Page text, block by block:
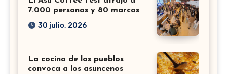
7.000 personas y 80 marcas
30 julio, 2026
La cocina de los pueblos
convoca a los asuncenos